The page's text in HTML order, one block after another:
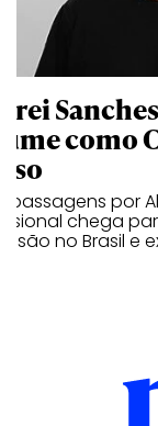
como
passagens por
chega
no Brasil e